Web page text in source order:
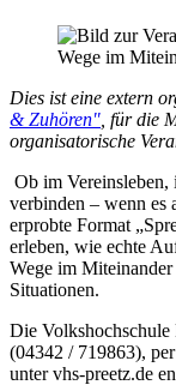
Dies ist eine extern
& Zuhören" , für die
organisatorische
Ob im
verbinden – wenn es
erprobte Format
erleben, wie echte
Wege im
Situationen.
Die Volkshochschule
(04342 / 719863),
unter vhs-preetz.de